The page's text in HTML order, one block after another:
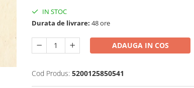
IN STOC
Durata de livrare: 48 ore
ADAUGA IN COS
Cod Produs: 5200125850541